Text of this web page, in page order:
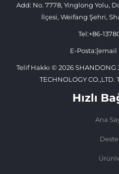
Add: No. 7778, Yinglong Yolu,
İlçesi, Weifang Şehri,
Tel:+86-
E-Posta:[email
Telif Hakkı © 2026
TECHNOLOGY CO.,LTD.
Hızlı
Ana